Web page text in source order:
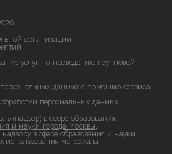
организации
услуг по проведению групповой
данных с помощью сервиса
персональных данных
(надзор) в сфере образования:
и науки города Москвы,
в сфере образования и науки
использования материала